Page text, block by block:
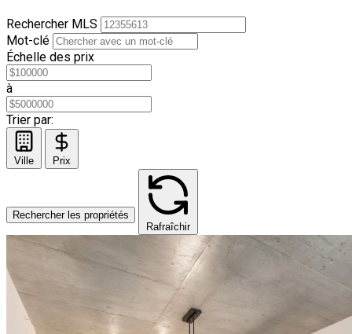
Rechercher MLS
Mot-clé
Échelle des prix
à
Trier par:
Ville Prix
Rechercher les propriétés
Rafraîchir